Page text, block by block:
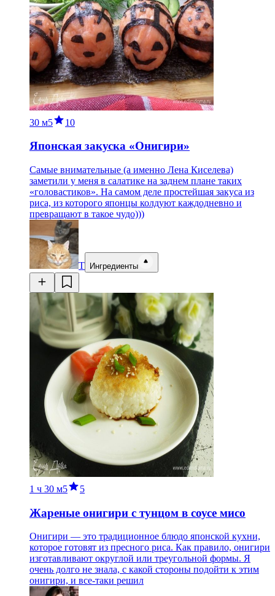
30 м5 10
Японская закуска «Онигири»
Самые внимательные (а именно Лена Киселева)
заметили у меня в салатике на заднем плане таких
«головастиков». На самом деле простейшая закуса из
риса, из которого японцы колдуют каждодневно и
превращают в такое чудо)))
Т Ингредиенты
1 ч 30 м5 5
Жареные онигири с тунцом в соусе мисо
Онигири — это традиционное блюдо японской кухни,
которое готовят из пресного риса. Как правило, онигири
изготавливают округлой или треугольной формы. Я
очень долго не знала, с какой стороны подойти к этим
онигири, и все-таки решил